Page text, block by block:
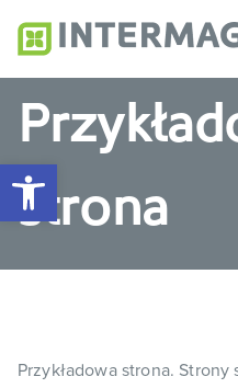
Otwórz pasek
strona
Przykładowa strona.